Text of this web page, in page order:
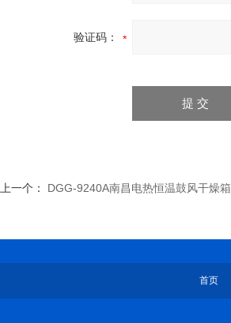
验证码：
上一个： DGG-9240A南昌电热恒温鼓风干燥箱
首页